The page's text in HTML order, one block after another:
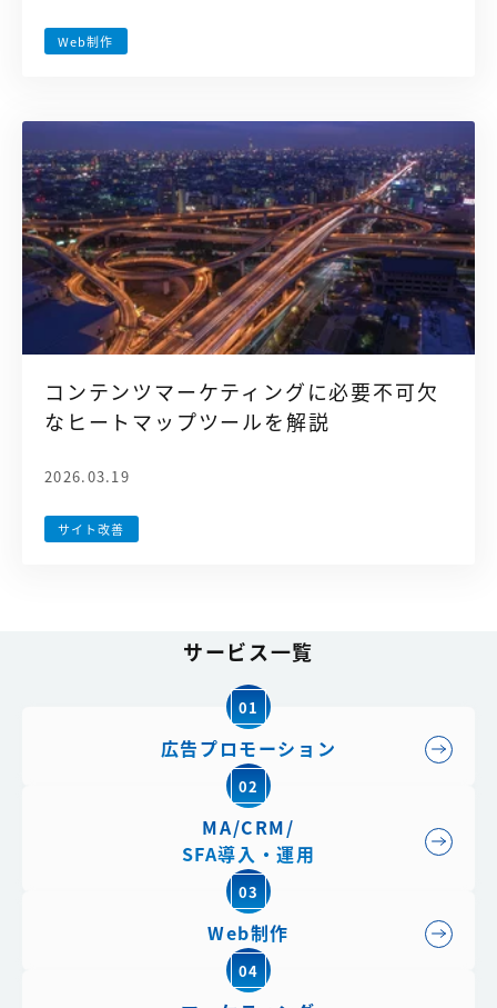
Web制作
コンテンツマーケティングに必要不可欠
なヒートマップツールを解説
2026.03.19
サイト改善
サービス一覧
01
広告プロモーション
02
MA/CRM/
SFA導入・運用
03
Web制作
04